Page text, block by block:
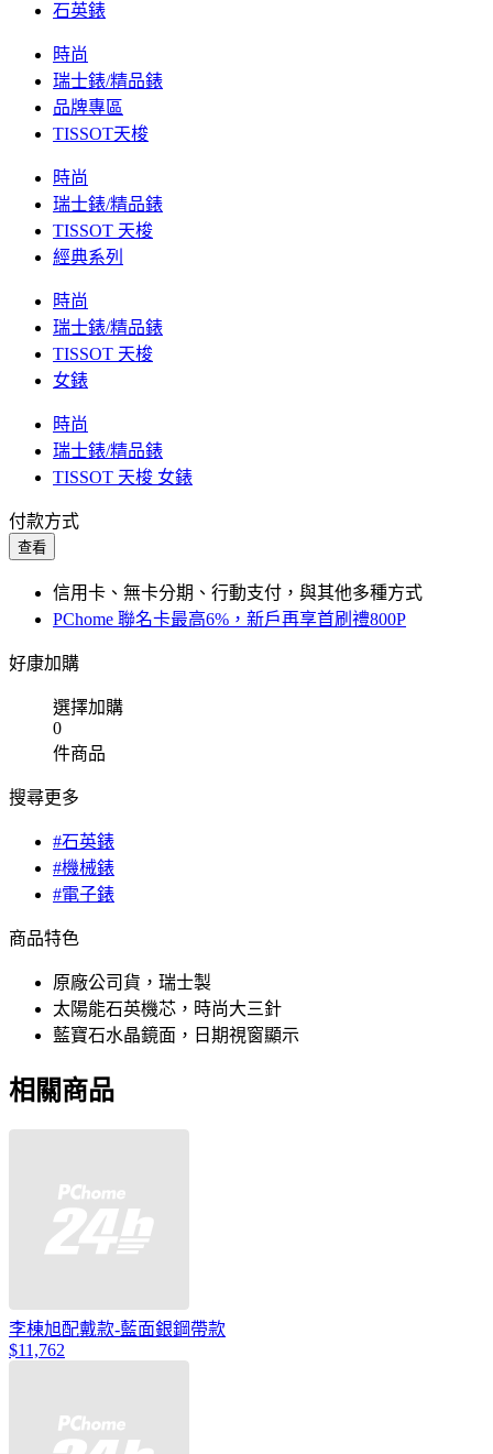
石英錶
時尚
瑞士錶/精品錶
品牌專區
TISSOT天梭
時尚
瑞士錶/精品錶
TISSOT 天梭
經典系列
時尚
瑞士錶/精品錶
TISSOT 天梭
女錶
時尚
瑞士錶/精品錶
TISSOT 天梭 女錶
付款方式
查看
信用卡、無卡分期、行動支付，與其他多種方式
PChome 聯名卡最高6%，新戶再享首刷禮800P
好康加購
選擇加購
0
件商品
搜尋更多
#石英錶
#機械錶
#電子錶
商品特色
原廠公司貨，瑞士製
太陽能石英機芯，時尚大三針
藍寶石水晶鏡面，日期視窗顯示
相關商品
李棟旭配戴款-藍面銀鋼帶款
$11,762